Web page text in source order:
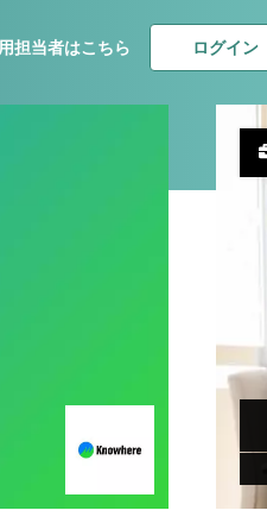
担当者はこちら ログイン